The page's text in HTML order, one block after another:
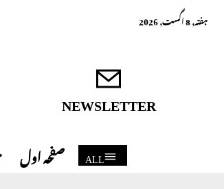
ہفتہ, 8 اگست, 2026
NEWSLETTER
ALL صفحہ اول